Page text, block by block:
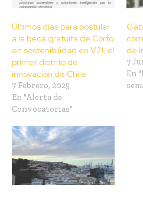
Últimos días para postular
a la beca gratuita de Corfo
en sostenibilidad en V21, el
primer distrito de
innovación de Chile
7 Febrero, 2025
En "Alerta de
Convocatorias"
de
7
En